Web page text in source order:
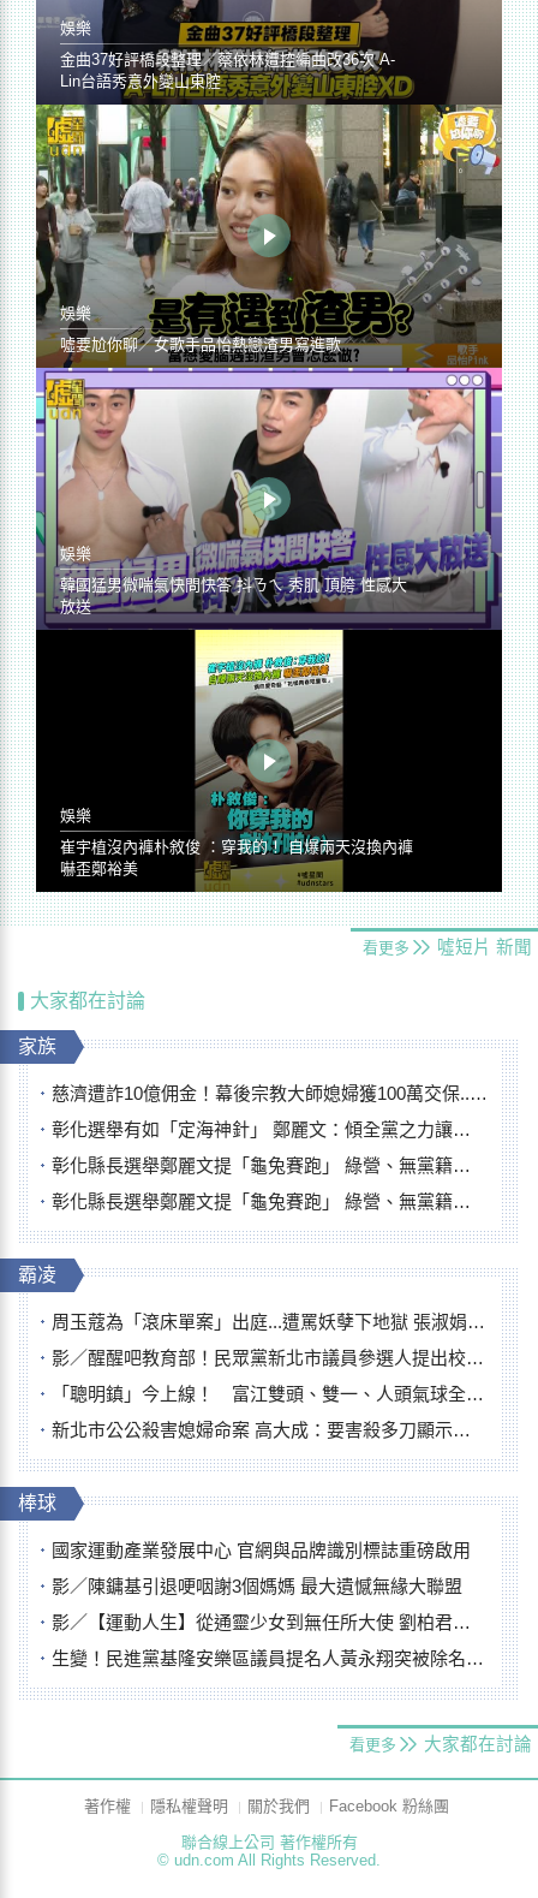
娛樂
金曲37好評橋段整理／蔡依林遭控編曲改36次 A-
Lin台語秀意外變山東腔
娛樂
噓要尬你聊／女歌手品怡熱戀渣男寫進歌
娛樂
韓國猛男微喘氣快問快答 抖ㄋㄟ 秀肌 頂胯 性感大
放送
娛樂
崔宇植沒內褲朴敘俊 ：穿我的！ 自爆兩天沒換內褲
嚇歪鄭裕美
看更多 噓短片 新聞
大家都在討論
家族
慈濟遭詐10億佣金！幕後宗教大師媳婦獲100萬交保...快步奔離不發一語
彰化選舉有如「定海神針」 鄭麗文：傾全黨之力讓彰化贏
彰化縣長選舉鄭麗文提「龜兔賽跑」 綠營、無黨籍忙否認是烏龜
彰化縣長選舉鄭麗文提「龜兔賽跑」 綠營、無黨籍忙否認是烏龜
霸凌
周玉蔻為「滾床單案」出庭...遭罵妖孽下地獄 張淑娟批：舌頭殺人有罪
影／醒醒吧教育部！民眾黨新北市議員參選人提出校園反毒防線升級政見
「聰明鎮」今上線！ 富江雙頭、雙一、人頭氣球全登場
新北市公公殺害媳婦命案 高大成：要害殺多刀顯示怨恨深
棒球
國家運動產業發展中心 官網與品牌識別標誌重磅啟用
影／陳鏞基引退哽咽謝3個媽媽 最大遺憾無緣大聯盟
影／【運動人生】從通靈少女到無任所大使 劉柏君女裁判人生國際發光
生變！民進黨基隆安樂區議員提名人黃永翔突被除名 將另提他人
看更多 大家都在討論
著作權 隱私權聲明 關於我們
Facebook 粉絲團
聯合線上公司 著作權所有
© udn.com All Rights Reserved.